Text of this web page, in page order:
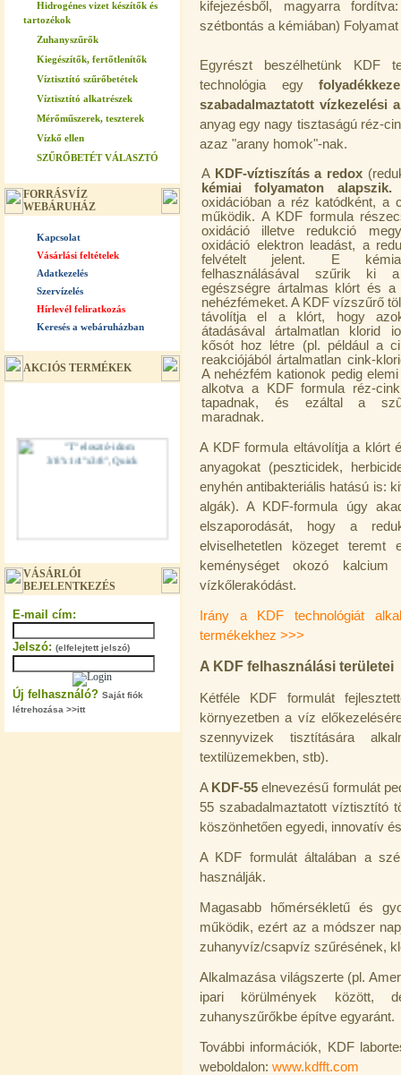
Hidrogénes vizet készítők és
tartozékok
Zuhanyszűrők
Kiegészítők, fertőtlenítők
Víztisztító szűrőbetétek
Víztisztító alkatrészek
Mérőműszerek, teszterek
Vízkő ellen
SZŰRŐBETÉT VÁLASZTÓ
FORRÁSVÍZ
WEBÁRUHÁZ
Kapcsolat
Vásárlási feltételek
Adatkezelés
Szervízelés
Hírlevél feliratkozás
Keresés a webáruházban
AKCIÓS TERMÉKEK
Quick
360,-Ft
---------
VÁSÁRLÓI
BEJELENTKEZÉS
E-mail cím:
Jelszó: (elfelejtett jelszó)
Új felhasználó? Saját fiók
létrehozása >>itt
kifejezésből, magyarra
szétbontás a kémiában)
Egyrészt beszélhetünk KDF
technológia egy
szabadalmaztatott vízkezelési
anyag egy nagy tisztaságú réz-
azaz "arany homok"-nak.
A KDF-víztiszítás a redox
kémiai folyamaton alapszik.
oxidációban a réz katódként, a
működik. A KDF formula
oxidáció illetve redukció
oxidáció elektron leadást, a
felvételt jelent. E
felhasználásával szűrik ki
egészségre ártalmas klórt és a
nehézfémeket. A KDF vízszűrő
távolítja el a klórt, hogy
átadásával ártalmatlan klorid
kősót hoz létre (pl. például a
reakciójából ártalmatlan cink-
A nehézfém kationok pedig
alkotva a KDF formula réz-
tapadnak, és ezáltal a
maradnak.
A KDF formula eltávolítja a klórt
anyagokat (peszticidek,
enyhén antibakteriális hatású is:
algák). A KDF-formula úgy
elszaporodását, hogy a
elviselhetetlen közeget teremt
keménységet okozó
vízkőlerakódást.
Irány a KDF technológiát
termékekhez >>>
A KDF felhasználási területei
Kétféle KDF formulát
környezetben a víz
szennyvizek tisztítására
textilüzemekben, stb).
A KDF-55 elnevezésű formulát
55 szabadalmaztatott víztisztító
köszönhetően egyedi, innovatív
A KDF formulát általában a
használják.
Magasabb hőmérsékletű és
működik, ezért az a módszer
zuhanyvíz/csapvíz szűrésének,
Alkalmazása világszerte (pl.
ipari körülmények között,
zuhanyszűrőkbe építve egyaránt.
További információk, KDF
weboldalon: www.kdfft.com